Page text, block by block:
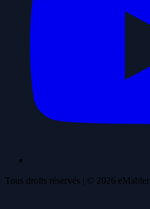
Tous droits réservés | © 2026 eMabler